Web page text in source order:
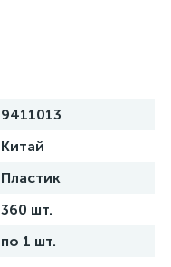
9411013
Китай
Пластик
360 шт.
по 1 шт.